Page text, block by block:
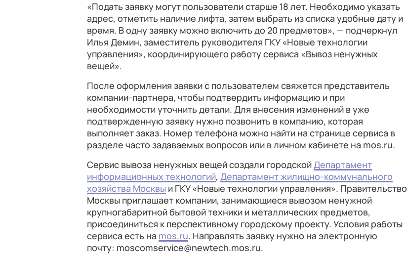
«Подать заявку могут пользователи старше 18 лет. Необходимо указать
адрес, отметить наличие лифта, затем выбрать из списка удобные дату и
время. В одну заявку можно включить до 20 предметов», — подчеркнул
Илья Демин, заместитель руководителя ГКУ «Новые технологии
управления», координирующего работу сервиса «Вывоз ненужных
вещей».
После оформления заявки с пользователем свяжется представитель
компании-партнера, чтобы подтвердить информацию и при
необходимости уточнить детали. Для внесения изменений в уже
подтвержденную заявку нужно позвонить в компанию, которая
выполняет заказ. Номер телефона можно найти на странице сервиса в
разделе часто задаваемых вопросов или в личном кабинете на mos.ru.
Сервис вывоза ненужных вещей создали городскойДепартамент
информационных технологий, Департамент жилищно-коммунального
хозяйства Москвы и ГКУ «Новые технологии управления». Правительство
Москвы приглашает компании, занимающиеся вывозом ненужной
крупногабаритной бытовой техники и металлических предметов,
присоединиться к перспективному городскому проекту. Условия работы
сервиса есть на mos.ru. Направлять заявку нужно на электронную
почту: moscomservice@newtech.mos.ru.